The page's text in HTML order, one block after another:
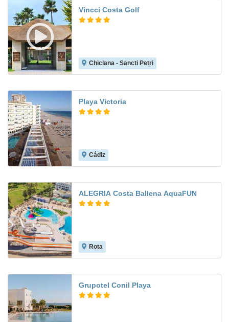
Vincci Costa Golf
Chiclana - Sancti Petri
Playa Victoria
Cádiz
ALEGRIA Costa Ballena AquaFUN
Rota
Grupotel Conil Playa